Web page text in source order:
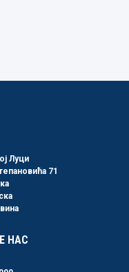
Луци
71
НАС